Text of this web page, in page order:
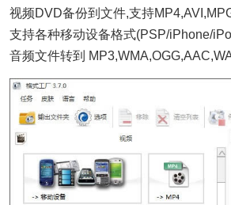
视频DVD备份到文件,支持
支持各种移动设备格式(PSP/iPhone/
音频文件转到